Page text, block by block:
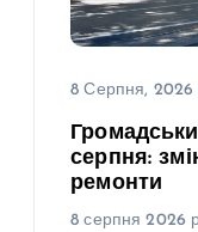
8 Серпня, 2026
серпня:
ремонти
8 серпня 2026